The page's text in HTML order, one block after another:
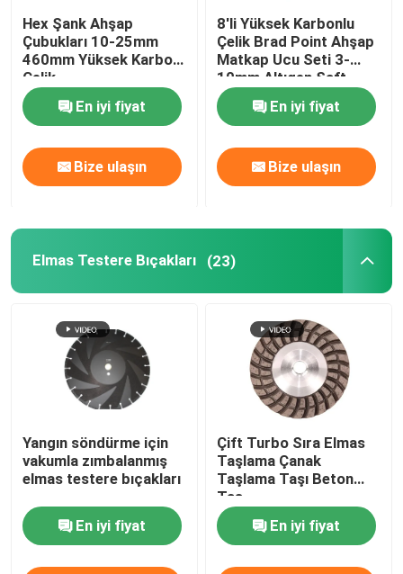
Hex Şank Ahşap
Çubukları 10-25mm
460mm Yüksek Karbon
Çelik
En iyi fiyat
Bize ulaşın
8'li Yüksek Karbonlu
Çelik Brad Point Ahşap
Matkap Ucu Seti 3-
10mm Altıgen Şaft
En iyi fiyat
Bize ulaşın
Elmas Testere Bıçakları (23)
Yangın söndürme için
vakumla zımbalanmış
elmas testere bıçakları
En iyi fiyat
Çift Turbo Sıra Elmas
Taşlama Çanak
Taşlama Taşı Beton
Taş
En iyi fiyat